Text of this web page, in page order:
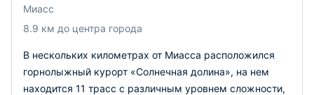
Миасс
8.9 км до центра города
В нескольких километрах от Миасса расположился
горнолыжный курорт «Солнечная долина», на нем
находится 11 трасс с различным уровнем сложности,